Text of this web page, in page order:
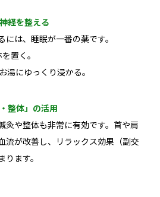
経を整える
は、睡眠が一番の薬です。
置く。
湯にゆっくり浸かる。
整体」の活用
灸や整体も非常に有効です。首や肩
流が改善し、リラックス効果（副交
ます。